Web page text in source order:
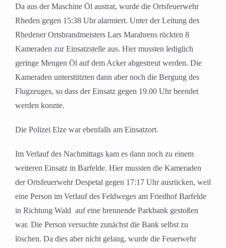
Da aus der Maschine Öl austrat, wurde die Ortsfeuerwehr
Rheden gegen 15:38 Uhr alarmiert. Unter der Leitung des
Rhedener Ortsbrandmeisters Lars Marahrens rückten 8
Kameraden zur Einsatzstelle aus. Hier mussten lediglich
geringe Mengen Öl auf dem Acker abgestreut werden. Die
Kameraden unterstützten dann aber noch die Bergung des
Flugzeuges, so dass der Einsatz gegen 19.00 Uhr beendet
werden konnte.
Die Polizei Elze war ebenfalls am Einsatzort.
Im Verlauf des Nachmittags kam es dann noch zu einem
weiteren Einsatz in Barfelde. Hier mussten die Kameraden
der Ortsfeuerwehr Despetal gegen 17:17 Uhr ausrücken, weil
eine Person im Verlauf des Feldweges am Friedhof Barfelde
in Richtung Wald auf eine brennende Parkbank gestoßen
war. Die Person versuchte zunächst die Bank selbst zu
löschen. Da dies aber nicht gelang, wurde die Feuerwehr